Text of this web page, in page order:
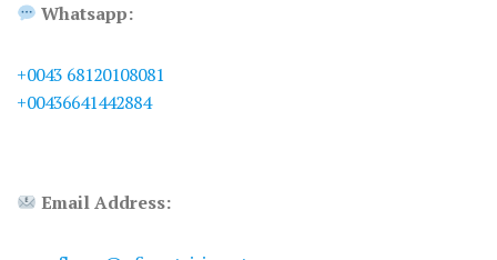
Whatsapp:
+0043 68120108081
+00436641442884
Email Address: